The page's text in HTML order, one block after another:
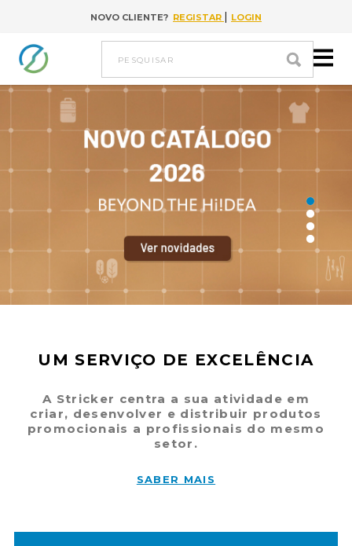
Ir para conteúdo
NOVO CLIENTE? REGISTAR | LOGIN
pesquisar
UM SERVIÇO DE EXCELÊNCIA
A Stricker centra a sua atividade em
criar, desenvolver e distribuir produtos
promocionais a profissionais do mesmo
setor.
SABER MAIS